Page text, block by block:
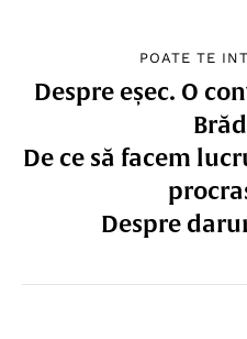
POATE TE
Despre eșec. O
De ce să facem
Despre